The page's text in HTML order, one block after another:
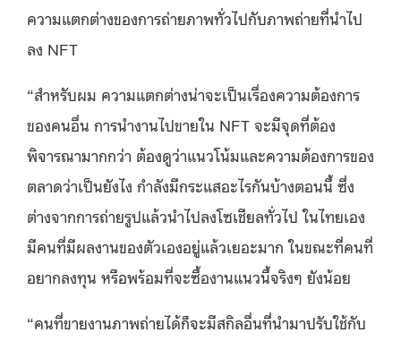
ความแตกต่างของการถ่ายภาพทั่วไปกับภาพถ่ายที่นำไป
ลง NFT
“สำหรับผม ความแตกต่างน่าจะเป็นเรื่องความต้องการ
ของคนอื่น การนำงานไปขายใน NFT จะมีจุดที่ต้อง
พิจารณามากกว่า ต้องดูว่าแนวโน้มและความต้องการของ
ตลาดว่าเป็นยังไง กำลังมีกระแสอะไรกันบ้างตอนนี้ ซึ่ง
ต่างจากการถ่ายรูปแล้วนำไปลงโซเชียลทั่วไป ในไทยเอง
มีคนที่มีผลงานของตัวเองอยู่แล้วเยอะมาก ในขณะที่คนที่
อยากลงทุน หรือพร้อมที่จะซื้องานแนวนี้จริงๆ ยังน้อย
“คนที่ขายงานภาพถ่ายได้ก็จะมีสกิลอื่นที่นำมาปรับใช้กับ